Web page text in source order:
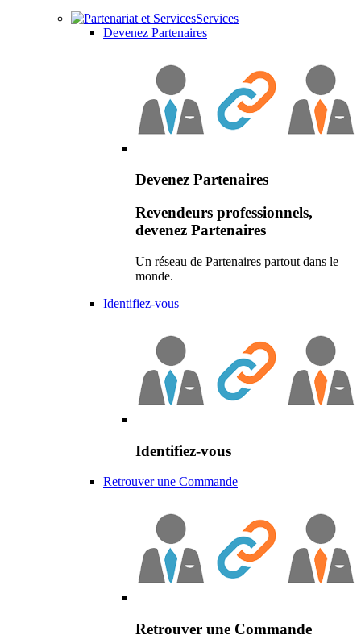
Services
Devenez Partenaires
Devenez Partenaires
Revendeurs professionnels,
devenez Partenaires
Un réseau de Partenaires partout dans le
monde.
Identifiez-vous
Identifiez-vous
Retrouver une Commande
Retrouver une Commande